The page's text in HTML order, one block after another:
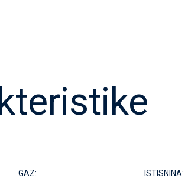
GAZ: ISTISNINA: